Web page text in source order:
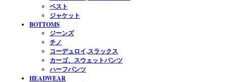
ベスト
ジャケット
BOTTOMS
ジーンズ
チノ
コーデュロイ,スラックス
カーゴ、スウェットパンツ
ハーフパンツ
HEADWEAR